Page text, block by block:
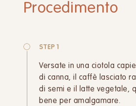
Procedimento
STEP 1
Versate in una ciotola
di canna, il caffè lasciato
di semi e il latte vegetale,
bene per amalgamare.